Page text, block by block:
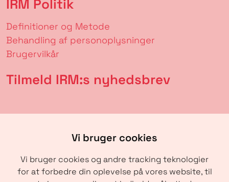
Vi bruger cookies
Vi bruger cookies og andre tracking teknologier
for at forbedre din oplevelse på vores website, til
IRM Politik
Definitioner og Metode
Behandling af personoplysninger
Brugervilkår
Tilmeld IRM:s nyhedsbrev